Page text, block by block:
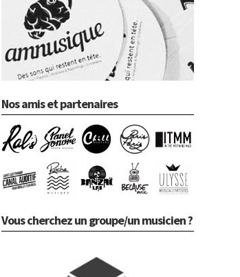
Nos amis et partenaires
Vous cherchez un groupe/un musicien ?